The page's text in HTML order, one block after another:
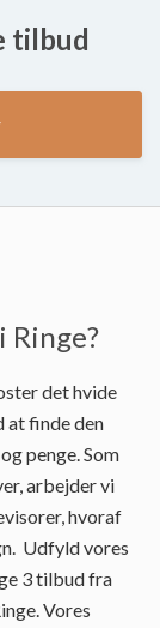
tilbud
Ringe?
det hvide
at finde den
penge. Som
arbejder vi
hvoraf
Udfyld vores
3 tilbud fra
Vores